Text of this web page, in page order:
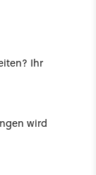
Ihr
wird